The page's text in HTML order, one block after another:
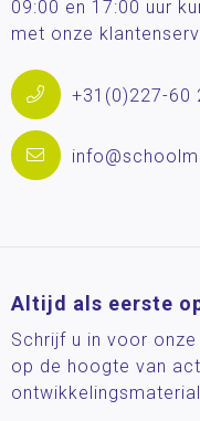
09:00 en 17:00 uur
met onze
+31(0)227-60
Altijd als eerste
Schrijf u in voor
op de hoogte van